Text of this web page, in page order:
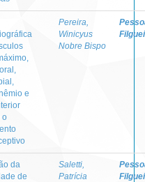
e
o
Pereira,
Winicyus
Nobre Bispo
da
de
Saletti,
Patrícia